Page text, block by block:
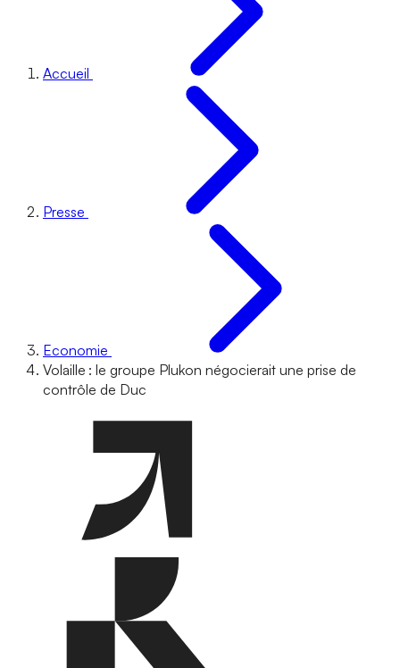
Accueil
Presse
Economie
Volaille : le groupe Plukon négocierait une prise de
contrôle de Duc